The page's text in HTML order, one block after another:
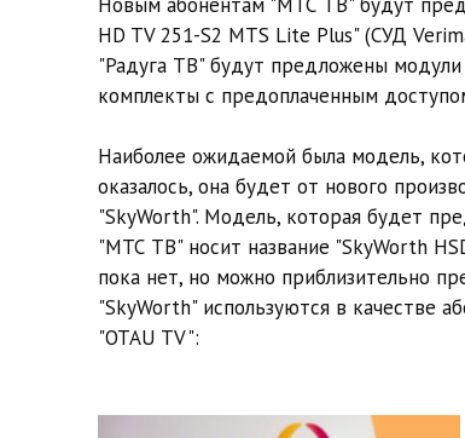
HD TV 251-S2 MTS Lite Plus" (СУД
"Радуга ТВ" будут предложены
комплекты с предоплаченным
Наиболее ожидаемой была модель,
оказалось, она будет от нового
"SkyWorth". Модель, которая будет
"МТС ТВ" носит название "SkyWorth
пока нет, но можно приблизительно
"SkyWorth" используются в качестве
"OTAU TV":